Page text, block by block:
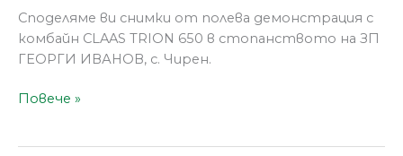
Споделяме ви снимки от полева демонстрация с
комбайн CLAAS TRION 650 в стопанството на ЗП
ГЕОРГИ ИВАНОВ, с. Чирен.
Повече »